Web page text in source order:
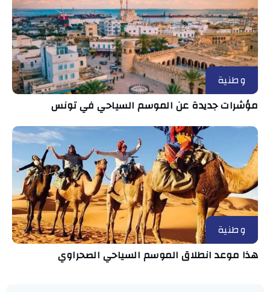
وطنية
مؤشرات جديدة عن الموسم السياحي في تونس
وطنية
هذا موعد انطلاق الموسم السياحي الصحراوي